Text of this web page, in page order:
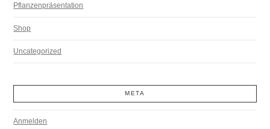
Pflanzenpräsentation
Shop
Uncategorized
META
Anmelden